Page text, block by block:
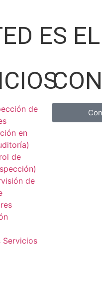
ES
de
en
de
de
Servicios